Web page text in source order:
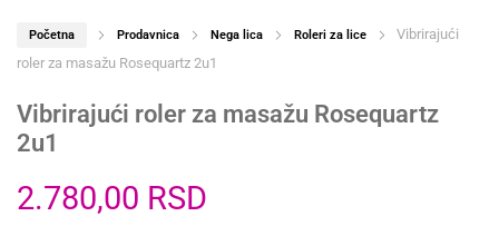
Početna Prodavnica Nega lica Roleri za lice
Vibrirajući
roler za masažu Rosequartz 2u1
Vibrirajući roler za masažu Rosequartz
2u1
2.780,00 RSD